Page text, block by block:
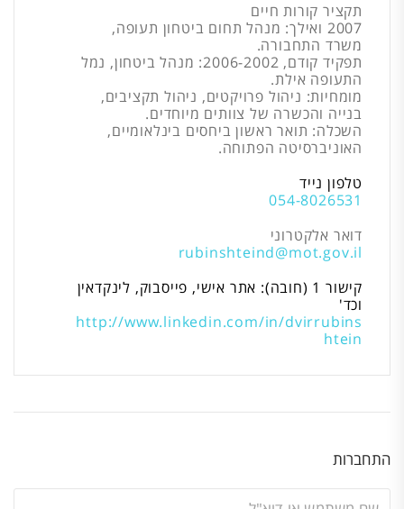
תקציר קורות חיים
2007 ואילך: מנהל תחום ביטחון תעופה,
משרד התחבורה.
תפקיד קודם, 2006-2002: מנהל ביטחון, נמל
התעופה אילת.
מומחיות: ניהול פרויקטים, ניהול תקציבים,
בנייה והכשרה של צוותים מיוחדים.
השכלה: תואר ראשון ביחסים בינלאומיים,
האוניברסיטה הפתוחה.
טלפון נייד
054-8026531
דואר אלקטרוני
rubinshteind@mot.gov.il
קישור 1 (חובה): אתר אישי, פייסבוק, לינקדאין
וכד'
http://www.linkedin.com/in/dvirrubins
htein
התחברות